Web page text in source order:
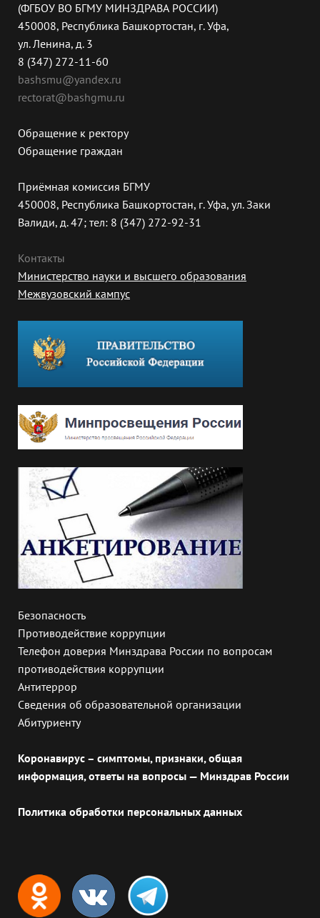
(ФГБОУ ВО БГМУ МИНЗДРАВА РОССИИ)
450008, Республика Башкортостан, г. Уфа,
ул. Ленина, д. 3
8 (347) 272-11-60
bashsmu@yandex.ru
rectorat@bashgmu.ru
Обращение к ректору
Обращение граждан
Приёмная комиссия БГМУ
450008, Республика Башкортостан, г. Уфа, ул. Заки
Валиди, д. 47; тел: 8 (347) 272-92-31
Контакты
Министерство науки и высшего образования
Межвузовский кампус
Безопасность
Противодействие коррупции
Телефон доверия Минздрава России по вопросам
противодействия коррупции
Антитеррор
Сведения об образовательной организации
Абитуриенту
Коронавирус – симптомы, признаки, общая
информация, ответы на вопросы — Минздрав России
Политика обработки персональных данных